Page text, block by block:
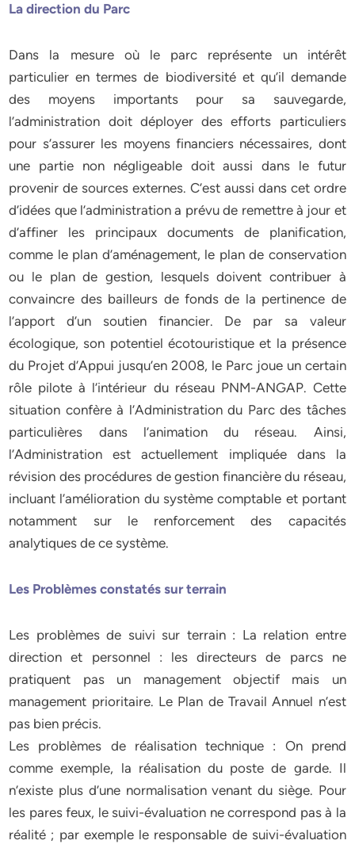
La direction du Parc
Dans la mesure où le parc représente un intérêt
particulier en termes de biodiversité et qu’il demande
des moyens importants pour sa sauvegarde,
l’administration doit déployer des efforts particuliers
pour s’assurer les moyens financiers nécessaires, dont
une partie non négligeable doit aussi dans le futur
provenir de sources externes. C’est aussi dans cet ordre
d’idées que l’administration a prévu de remettre à jour et
d’affiner les principaux documents de planification,
comme le plan d’aménagement, le plan de conservation
ou le plan de gestion, lesquels doivent contribuer à
convaincre des bailleurs de fonds de la pertinence de
l’apport d’un soutien financier. De par sa valeur
écologique, son potentiel écotouristique et la présence
du Projet d’Appui jusqu’en 2008, le Parc joue un certain
rôle pilote à l’intérieur du réseau PNM-ANGAP. Cette
situation confère à l’Administration du Parc des tâches
particulières dans l’animation du réseau. Ainsi,
l’Administration est actuellement impliquée dans la
révision des procédures de gestion financière du réseau,
incluant l’amélioration du système comptable et portant
notamment sur le renforcement des capacités
analytiques de ce système.
Les Problèmes constatés sur terrain
Les problèmes de suivi sur terrain : La relation entre
direction et personnel : les directeurs de parcs ne
pratiquent pas un management objectif mais un
management prioritaire. Le Plan de Travail Annuel n’est
pas bien précis.
Les problèmes de réalisation technique : On prend
comme exemple, la réalisation du poste de garde. Il
n’existe plus d’une normalisation venant du siège. Pour
les pares feux, le suivi-évaluation ne correspond pas à la
réalité ; par exemple le responsable de suivi-évaluation